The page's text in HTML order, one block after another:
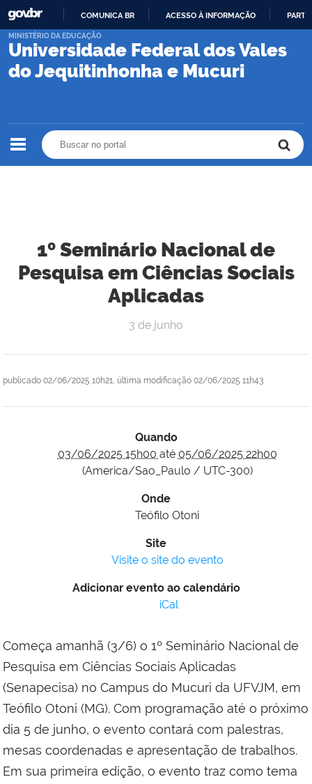
PARA
CONTEÚDO
COMUNICA BR ACESSO À INFORMAÇÃO
Universidade Federal dos Vales
do Jequitinhonha e Mucuri
MINISTÉRIO DA EDUCAÇÃO
1º Seminário Nacional de
Pesquisa em Ciências Sociais
Aplicadas
publicado 02/06/2025 10h21, última modificação 02/06/2025 11h43
3 de junho
Quando
03/06/2025 15h00 até 05/06/2025 22h00
(America/Sao_Paulo / UTC-300)
Onde
Teófilo Otoni
Site
Visite o site do evento
Adicionar evento ao calendário
iCal
Começa amanhã (3/6) o 1º Seminário Nacional de
Pesquisa em Ciências Sociais Aplicadas
(Senapecisa) no Campus do Mucuri da UFVJM, em
Teófilo Otoni (MG). Com programação até o próximo
dia 5 de junho, o evento contará com palestras,
mesas coordenadas e apresentação de trabalhos.
Em sua primeira edição, o evento traz como tema